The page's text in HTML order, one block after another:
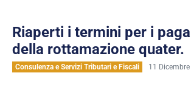
Riaperti i termini per i
della rottamazione quater.
Consulenza e Servizi Tributari e Fiscali 11